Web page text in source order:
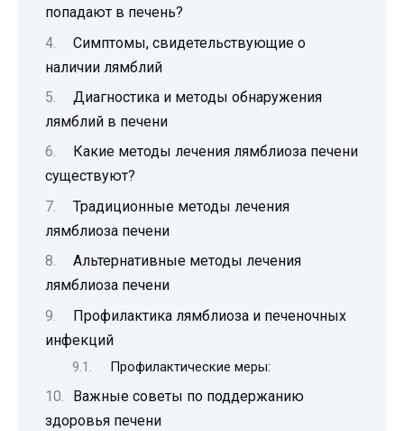
попадают в печень?
Симптомы, свидетельствующие о
наличии лямблий
Диагностика и методы обнаружения
лямблий в печени
Какие методы лечения лямблиоза печени
существуют?
Традиционные методы лечения
лямблиоза печени
Альтернативные методы лечения
лямблиоза печени
Профилактика лямблиоза и печеночных
инфекций
Профилактические меры:
Важные советы по поддержанию
здоровья печени